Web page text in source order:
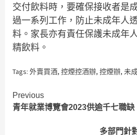
交付飲料時，要確保接收者是
過一系列工作，防止未成年人
料。家長亦有責任保護未成年
精飲料。
Tags: 外賣買酒, 控煙控酒辦, 控煙辦, 未
Continue
Reading
Previous
青年就業博覽會2023供逾千七職缺
多部門針